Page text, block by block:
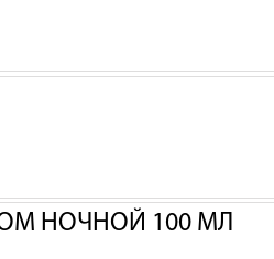
НОЧНОЙ 100 МЛ